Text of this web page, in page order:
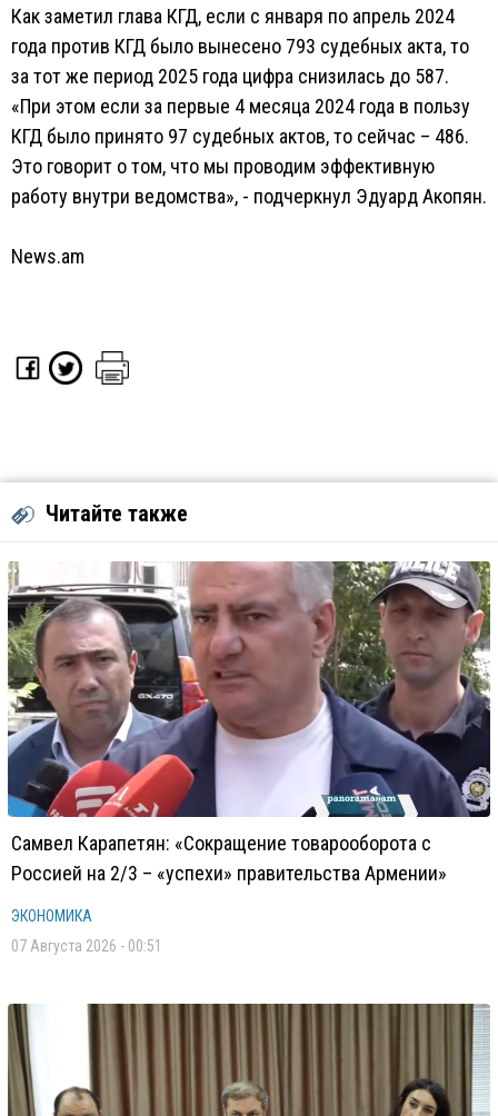
Как заметил глава КГД, если с января по апрель 2024
года против КГД было вынесено 793 судебных акта, то
за тот же период 2025 года цифра снизилась до 587.
«При этом если за первые 4 месяца 2024 года в пользу
КГД было принято 97 судебных актов, то сейчас – 486.
Это говорит о том, что мы проводим эффективную
работу внутри ведомства», - подчеркнул Эдуард Акопян.
News.am
Читайте также
Самвел Карапетян: «Сокращение товарооборота с
Россией на 2/3 – «успехи» правительства Армении»
ЭКОНОМИКА
07 Августа 2026 - 00:51